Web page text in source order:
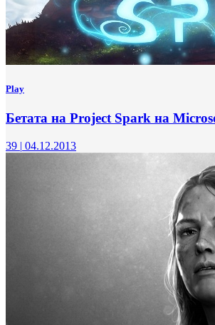
Play
Бетата на Project Spark на
39 | 04.12.2013